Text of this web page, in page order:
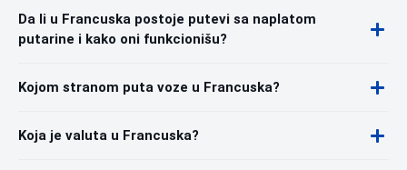
Da li u Francuska postoje putevi sa naplatom
putarine i kako oni funkcionišu?
Kojom stranom puta voze u Francuska?
Koja je valuta u Francuska?